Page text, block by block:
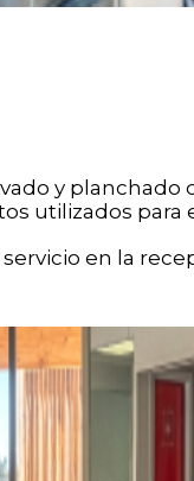
y
utilizados para
en la